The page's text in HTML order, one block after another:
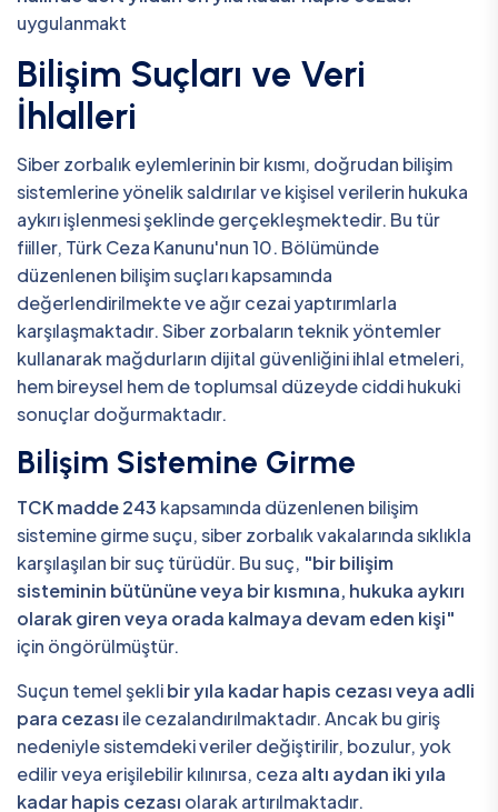
uygulanmakt
Bilişim Suçları ve Veri
İhlalleri
Siber zorbalık eylemlerinin bir kısmı, doğrudan bilişim
sistemlerine yönelik saldırılar ve kişisel verilerin hukuka
aykırı işlenmesi şeklinde gerçekleşmektedir. Bu tür
fiiller, Türk Ceza Kanunu'nun 10. Bölümünde
düzenlenen bilişim suçları kapsamında
değerlendirilmekte ve ağır cezai yaptırımlarla
karşılaşmaktadır. Siber zorbaların teknik yöntemler
kullanarak mağdurların dijital güvenliğini ihlal etmeleri,
hem bireysel hem de toplumsal düzeyde ciddi hukuki
sonuçlar doğurmaktadır.
Bilişim Sistemine Girme
TCK madde 243 kapsamında düzenlenen bilişim
sistemine girme suçu, siber zorbalık vakalarında sıklıkla
karşılaşılan bir suç türüdür. Bu suç, "bir bilişim
sisteminin bütününe veya bir kısmına, hukuka aykırı
olarak giren veya orada kalmaya devam eden kişi"
için öngörülmüştür.
Suçun temel şeklibir yıla kadar hapis cezası veya adli
para cezası ile cezalandırılmaktadır. Ancak bu giriş
nedeniyle sistemdeki veriler değiştirilir, bozulur, yok
edilir veya erişilebilir kılınırsa, ceza altı aydan iki yıla
kadar hapis cezası olarak artırılmaktadır.